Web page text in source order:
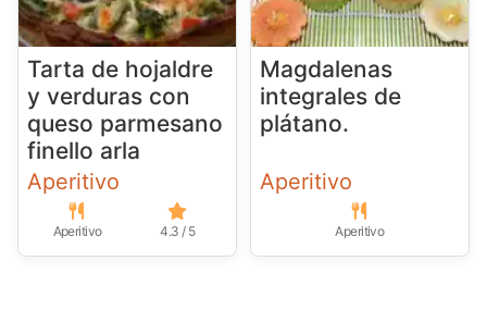
Tarta de hojaldre
y verduras con
queso parmesano
finello arla
Aperitivo
Aperitivo 4.3 / 5
Magdalenas
integrales de
plátano.
Aperitivo
Aperitivo